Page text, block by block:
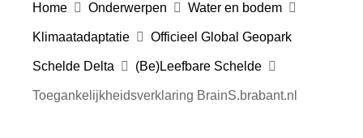
Home Onderwerpen Water en bodem
Klimaatadaptatie Officieel Global Geopark
Schelde Delta (Be)Leefbare Schelde
Toegankelijkheidsverklaring BrainS.brabant.nl